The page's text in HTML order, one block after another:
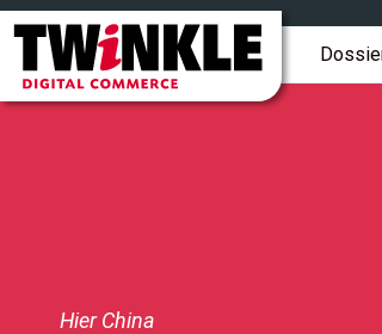
Twinkle
Digital
Commerce
Hoofdmenu
Topmenu
Hier China